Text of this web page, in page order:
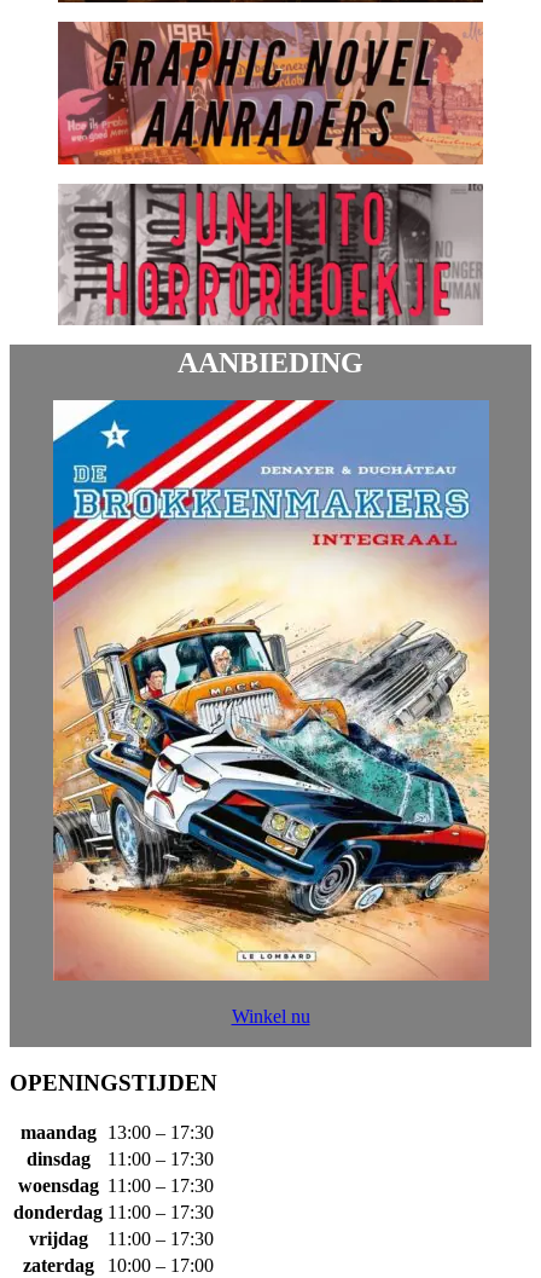
AANBIEDING
Winkel nu
OPENINGSTIJDEN
maandag
13:00 – 17:30
dinsdag
11:00 – 17:30
woensdag 11:00 – 17:30
donderdag 11:00 – 17:30
vrijdag
11:00 – 17:30
zaterdag
10:00 – 17:00